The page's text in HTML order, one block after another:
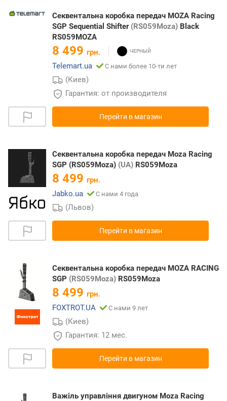
Секвентальна коробка передач MOZA Racing
SGP Sequential Shifter (RS059Moza) Black
RS059MOZA
8 499 грн.
Telemart.ua
С нами более 10-ти лет
(Киев)
Гарантия: от производителя
Перейти в магазин
Секвентальна коробка передач Moza Racing
SGP (RS059Moza) (UA) RS059Moza
8 499 грн.
Jabko.ua
С нами 4 года
(Львов)
Перейти в магазин
Секвентальна коробка передач MOZA RACING
SGP (RS059Moza) RS059Moza
8 499 грн.
FOXTROT.UA
С нами 9 лет
(Киев)
Гарантия: 12 мес.
Перейти в магазин
Важіль управління двигуном Moza Racing